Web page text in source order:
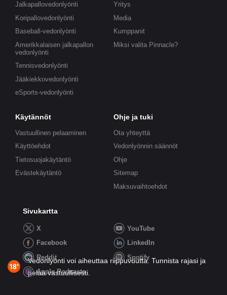
Jalkapallovedonlyönti
Koripallovedonlyönti
Baseball-vedonlyönti
Amerikkalaisen jalkapallon
vedonlyönti
Tennisvedonlyönti
Jääkiekkovedonlyönti
eSports-vedonlyönti
Yritys
Media
Kumppanit
Miksi valita Pinnacle?
Käytännöt
Vastuullinen pelaaminen
Käyttöehdot
Tietosuojakäytäntö
Evästekäytäntö
Ohje ja tuki
Ota yhteyttä
Vedonlyönnin säännöt
Ohje
Sitemap
Maksuvaihtoehdot
Sivukartta
X
YouTube
Facebook
LinkedIn
Reddit
Spotify
Apple Podcasts
Vedonlyönti voi aiheuttaa riippuvuutta. Tunnista rajasi ja
pelaa vastuullisesti.